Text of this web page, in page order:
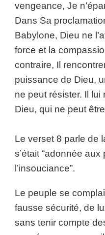
vengeance, Je
Dans Sa
Babylone, Dieu ne
force et la
contraire, Il
puissance de Dieu,
ne peut résister. Il lui
Dieu, qui ne peut
Le verset 8 parle de
s’était “adonnée aux
l’insouciance”.
Le peuple se
fausse sécurité, de
sans tenir compte